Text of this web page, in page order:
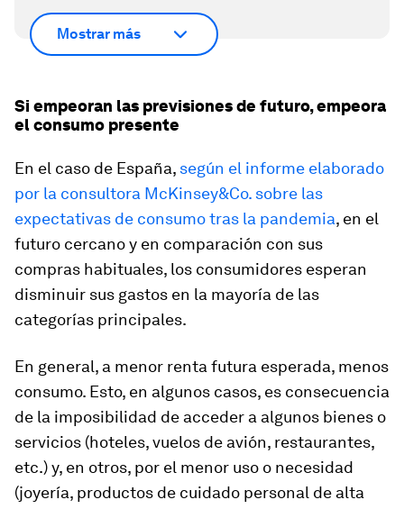
Mostrar más
Si empeoran las previsiones de futuro, empeora
el consumo presente
En el caso de España, según el informe elaborado
por la consultora McKinsey&Co. sobre las
expectativas de consumo tras la pandemia, en el
futuro cercano y en comparación con sus
compras habituales, los consumidores esperan
disminuir sus gastos en la mayoría de las
categorías principales.
En general, a menor renta futura esperada, menos
consumo. Esto, en algunos casos, es consecuencia
de la imposibilidad de acceder a algunos bienes o
servicios (hoteles, vuelos de avión, restaurantes,
etc.) y, en otros, por el menor uso o necesidad
(joyería, productos de cuidado personal de alta